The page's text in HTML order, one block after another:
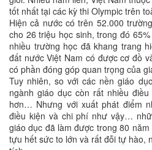
tốt nhất tại các kỳ thi Olympic trên
Hiện cả nước có trên 52.000
cho 26 triệu học sinh, trong đó
nhiều trường học đã khang trang
đất nước Việt Nam có được cơ đồ
có phần đóng góp quan trọng của
Tuy nhiên, so với các nền giáo
ngành giáo dục còn rất nhiều
hơn… Nhưng với xuất phát điểm
điều kiện và chi phí như vậy…
giáo dục đã làm được trong 80
tựu hết sức to lớn và rất đỗi tự hào,